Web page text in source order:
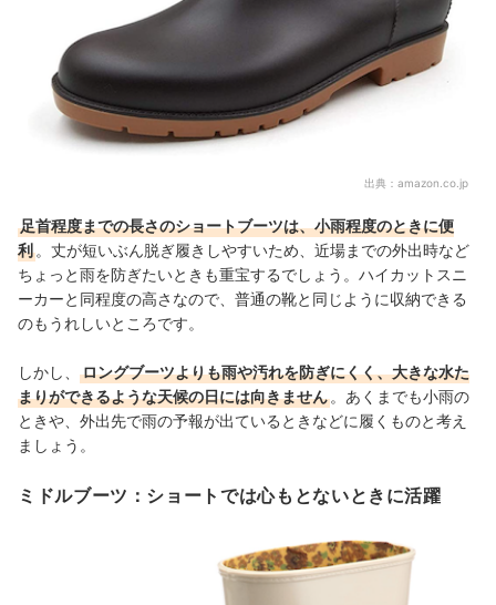
出典： amazon.co.jp
足首程度までの長さのショートブーツは、小雨程度のときに便
利 。丈が短いぶん脱ぎ履きしやすいため、近場までの外出時など
ちょっと雨を防ぎたいときも重宝するでしょう。ハイカットスニ
ーカーと同程度の高さなので、普通の靴と同じように収納できる
のもうれしいところです。
しかし、
ロングブーツよりも雨や汚れを防ぎにくく、大きな水た
まりができるような天候の日には向きません 。あくまでも小雨の
ときや、外出先で雨の予報が出ているときなどに履くものと考え
ましょう。
ミドルブーツ：ショートでは心もとないときに活躍